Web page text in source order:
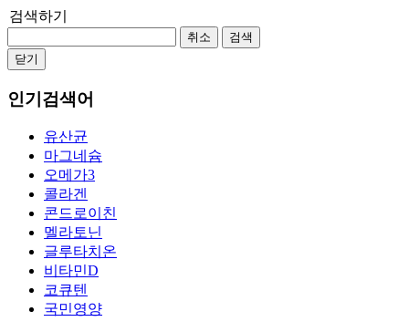
검색하기
취소
검색
닫기
인기검색어
유산균
마그네슘
오메가3
콜라겐
콘드로이친
멜라토닌
글루타치온
비타민D
코큐텐
국민영양